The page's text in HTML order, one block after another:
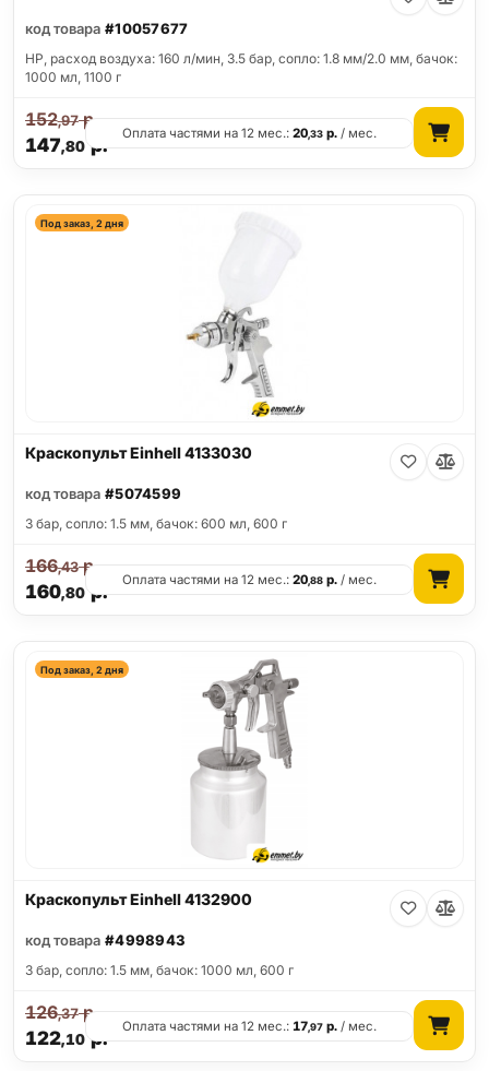
код товара #10057677
HP, расход воздуха: 160 л/мин, 3.5 бар, сопло: 1.8 мм/2.0 мм, бачок:
1000 мл, 1100 г
147,80р.
152,97р.
Оплата частями на 12 мес.:20,33 р. / мес.
Под заказ, 2 дня
Краскопульт Einhell 4133030
код товара #5074599
3 бар, сопло: 1.5 мм, бачок: 600 мл, 600 г
160,80р.
166,43р.
Оплата частями на 12 мес.:20,88 р. / мес.
Под заказ, 2 дня
Краскопульт Einhell 4132900
код товара #4998943
3 бар, сопло: 1.5 мм, бачок: 1000 мл, 600 г
122,10р.
126,37р.
Оплата частями на 12 мес.:17,97 р. / мес.